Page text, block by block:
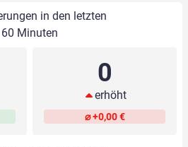
in den letzten
60 Minuten
0
erhöht
⌀ +0,00 €